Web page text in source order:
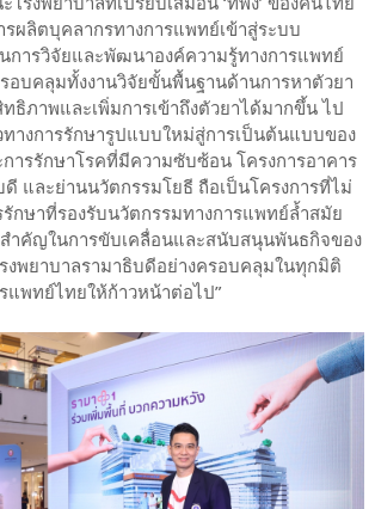
ผลิตบุคลากรทางการแพทย์เข้าสู่ระบบ
การวิจัยและพัฒนาองค์ความรู้ทางการแพทย์
อบคลุมทั้งงานวิจัยขั้นพื้นฐานด้านการหาตัวยา
ธิภาพและเพิ่มการเข้าถึงตัวยาได้มากขึ้น ไป
างการรักษารูปแบบใหม่สู่การเป็นต้นแบบของ
การรักษาโรคที่มีความซับซ้อน โครงการอาคาร
ดี และย่านนวัตกรรมโยธี ถือเป็นโครงการที่ไม่
รักษาที่รองรับนวัตกรรมทางการแพทย์ล้ำสมัย
ำคัญในการขับเคลื่อนและสนับสนุนพันธกิจของ
พยาบาลรามาธิบดีอย่างครอบคลุมในทุกมิติ
แพทย์ไทยให้ก้าวหน้าต่อไป”